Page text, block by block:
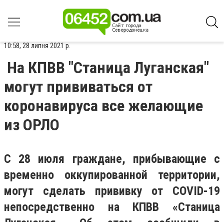
10:58, 28 липня 2021 р.
На КПВВ "Станица Луганская"
могут прививаться от
коронавируса все желающие
из ОРЛО
С 28 июля граждане, прибывающие с
временно оккупированной территории,
могут сделать прививку от COVID-19
непосредственно на КПВВ «Станица